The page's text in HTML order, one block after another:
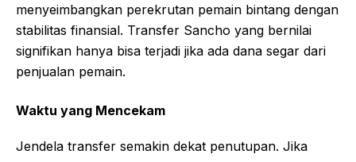
menyeimbangkan perekrutan pemain bintang dengan
stabilitas finansial. Transfer Sancho yang bernilai
signifikan hanya bisa terjadi jika ada dana segar dari
penjualan pemain.
Waktu yang Mencekam
Jendela transfer semakin dekat penutupan. Jika